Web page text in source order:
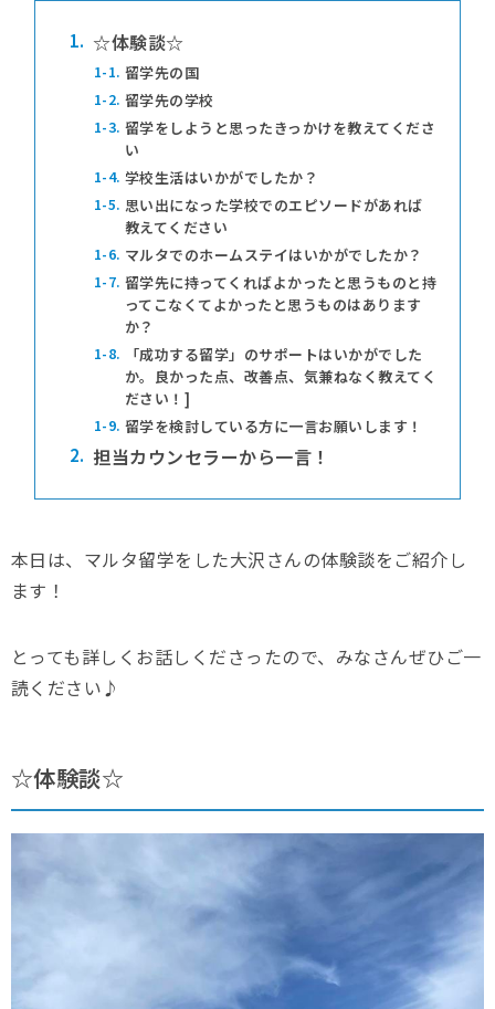
1. ☆体験談☆
1-1. 留学先の国
1-2. 留学先の学校
1-3. 留学をしようと思ったきっかけを教えてくださ
い
1-4. 学校生活はいかがでしたか？
1-5. 思い出になった学校でのエピソードがあれば
教えてください
1-6. マルタでのホームステイはいかがでしたか？
1-7. 留学先に持ってくればよかったと思うものと持
ってこなくてよかったと思うものはあります
か？
1-8.
「成功する留学」のサポートはいかがでした
か。良かった点、改善点、気兼ねなく教えてく
ださい！]
1-9. 留学を検討している方に一言お願いします！
2. 担当カウンセラーから一言！
本日は、マルタ留学をした大沢さんの体験談をご紹介し
ます！
とっても詳しくお話しくださったので、みなさんぜひご一
読ください♪
☆体験談☆